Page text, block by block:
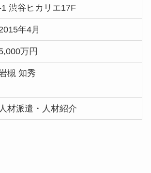
1 渋谷ヒカリエ17F
年4月
万円
槻 知秀
人材派遣・人材紹介